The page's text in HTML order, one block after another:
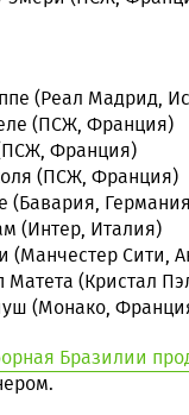
(Реал Мадрид,
(ПСЖ, Франция)
Франция)
(ПСЖ, Франция)
(Бавария,
(Интер, Италия)
(Манчестер Сити,
(Кристал
(Монако,
Бразилии